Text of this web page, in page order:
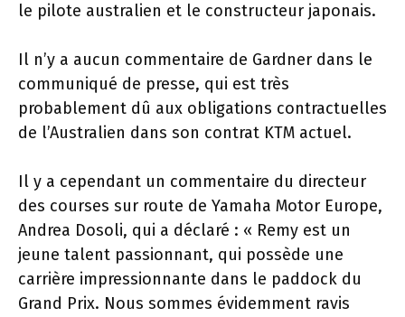
le pilote australien et le constructeur japonais.
Il n’y a aucun commentaire de Gardner dans le
communiqué de presse, qui est très
probablement dû aux obligations contractuelles
de l’Australien dans son contrat KTM actuel.
Il y a cependant un commentaire du directeur
des courses sur route de Yamaha Motor Europe,
Andrea Dosoli, qui a déclaré : « Remy est un
jeune talent passionnant, qui possède une
carrière impressionnante dans le paddock du
Grand Prix. Nous sommes évidemment ravis